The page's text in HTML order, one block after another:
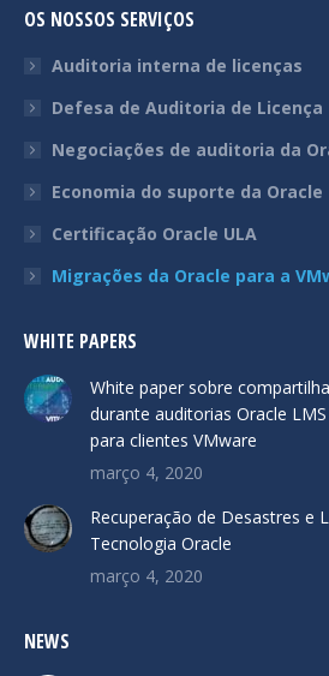
OS NOSSOS SERVIÇOS
Auditoria interna de licenças
Defesa de Auditoria de Licença
Negociações de auditoria da
Economia do suporte da Oracle
Certificação Oracle ULA
Migrações da Oracle para a
WHITE PAPERS
White paper sobre
durante auditorias Oracle
para clientes VMware
março 4, 2020
Recuperação de Desastres e
Tecnologia Oracle
março 4, 2020
NEWS